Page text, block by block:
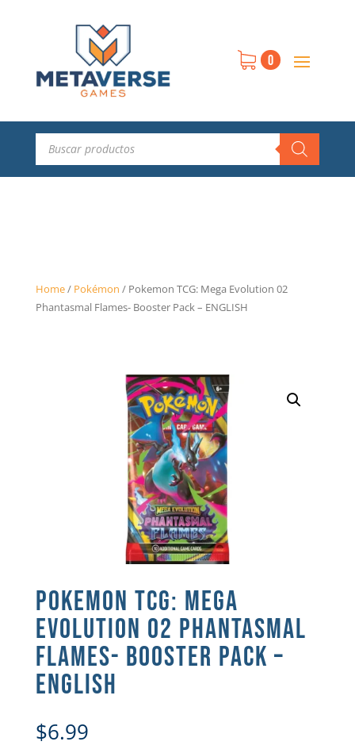
0
Búsqueda
productos
Home/ Pokémon / Pokemon TCG: Mega Evolution 02
Phantasmal Flames- Booster Pack – ENGLISH
POKEMON TCG: MEGA
EVOLUTION 02 PHANTASMAL
FLAMES- BOOSTER PACK –
ENGLISH
$6.99